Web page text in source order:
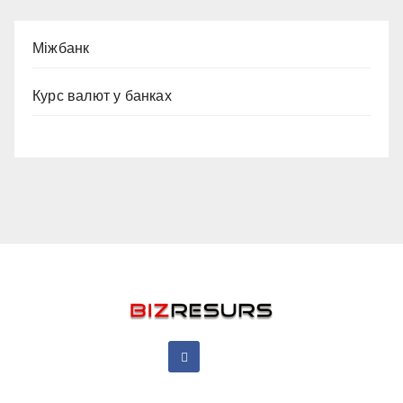
Міжбанк
Курс валют у банках